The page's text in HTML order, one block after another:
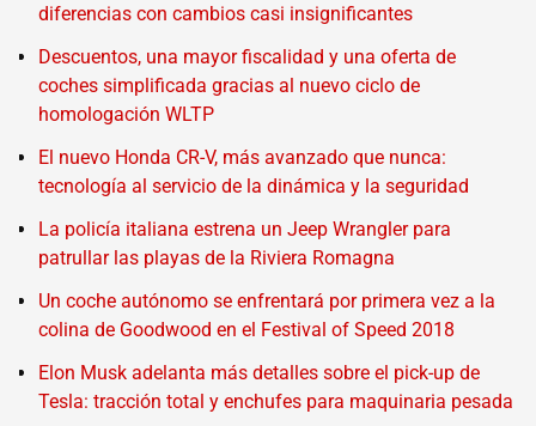
diferencias con cambios casi insignificantes
Descuentos, una mayor fiscalidad y una oferta de
coches simplificada gracias al nuevo ciclo de
homologación WLTP
El nuevo Honda CR-V, más avanzado que nunca:
tecnología al servicio de la dinámica y la seguridad
La policía italiana estrena un Jeep Wrangler para
patrullar las playas de la Riviera Romagna
Un coche autónomo se enfrentará por primera vez a la
colina de Goodwood en el Festival of Speed 2018
Elon Musk adelanta más detalles sobre el pick-up de
Tesla: tracción total y enchufes para maquinaria pesada